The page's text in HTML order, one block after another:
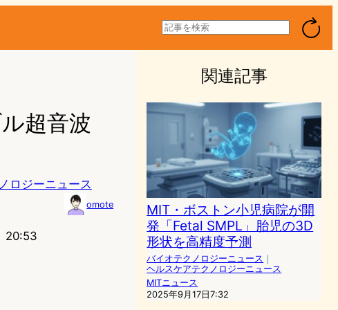
検
索
超音波
ロジーニュース
omote
20:53
関連記事
MIT・ボストン小児病院が開
発「Fetal SMPL」胎児の3D
形状を高精度予測
バイオテクノロジーニュース ｜
ヘルスケアテクノロジーニュース
MITニュース
2025年9月17日7:32